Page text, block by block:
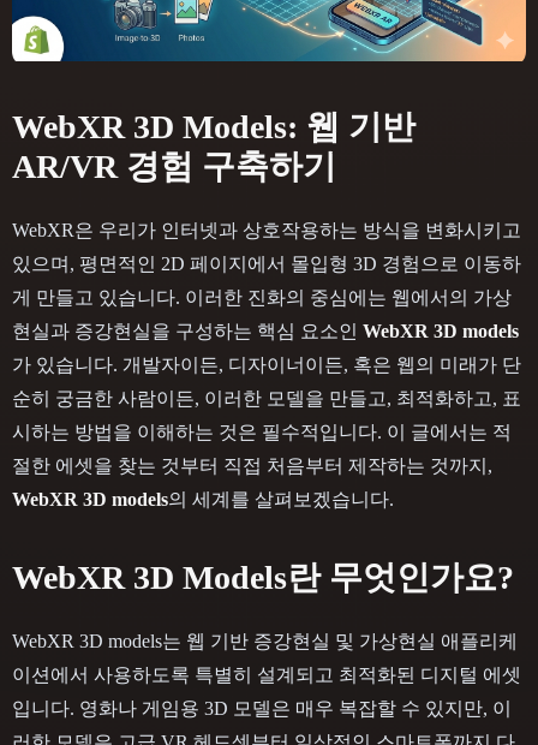
Voxel
WebXR 3D Models: 웹 기반
AR/VR 경험 구축하기
WebXR은 우리가 인터넷과 상호작용하는 방식을 변화시키고
있으며, 평면적인 2D 페이지에서 몰입형 3D 경험으로 이동하
게 만들고 있습니다. 이러한 진화의 중심에는 웹에서의 가상
현실과 증강현실을 구성하는 핵심 요소인 WebXR 3D models
가 있습니다. 개발자이든, 디자이너이든, 혹은 웹의 미래가 단
순히 궁금한 사람이든, 이러한 모델을 만들고, 최적화하고, 표
시하는 방법을 이해하는 것은 필수적입니다. 이 글에서는 적
절한 에셋을 찾는 것부터 직접 처음부터 제작하는 것까지,
WebXR 3D models의 세계를 살펴보겠습니다.
WebXR 3D Models란 무엇인가요?
WebXR 3D models는 웹 기반 증강현실 및 가상현실 애플리케
이션에서 사용하도록 특별히 설계되고 최적화된 디지털 에셋
입니다. 영화나 게임용 3D 모델은 매우 복잡할 수 있지만, 이